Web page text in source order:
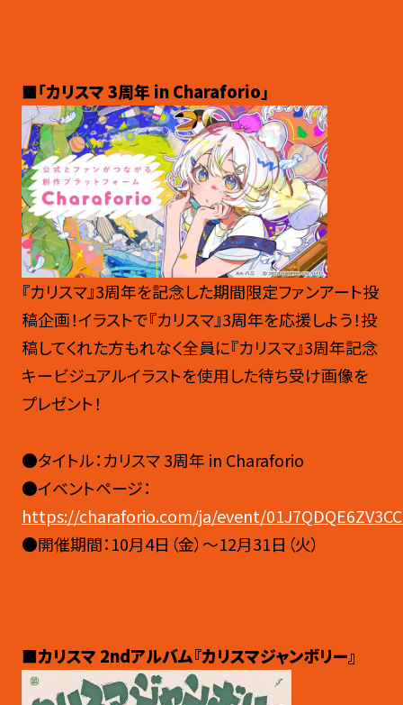
■「カリスマ 3周年 in Charaforio」
『カリスマ』3周年を記念した期間限定ファンアート投
稿企画！イラストで『カリスマ』3周年を応援しよう！投
稿してくれた方もれなく全員に『カリスマ』3周年記念
キービジュアルイラストを使用した待ち受け画像を
プレゼント！
●タイトル：カリスマ 3周年 in Charaforio
●イベントページ：
https://charaforio.com/ja/event/
●開催期間：10月4日（金）〜12月31日（火）
■カリスマ 2ndアルバム『カリスマジャンボリー』